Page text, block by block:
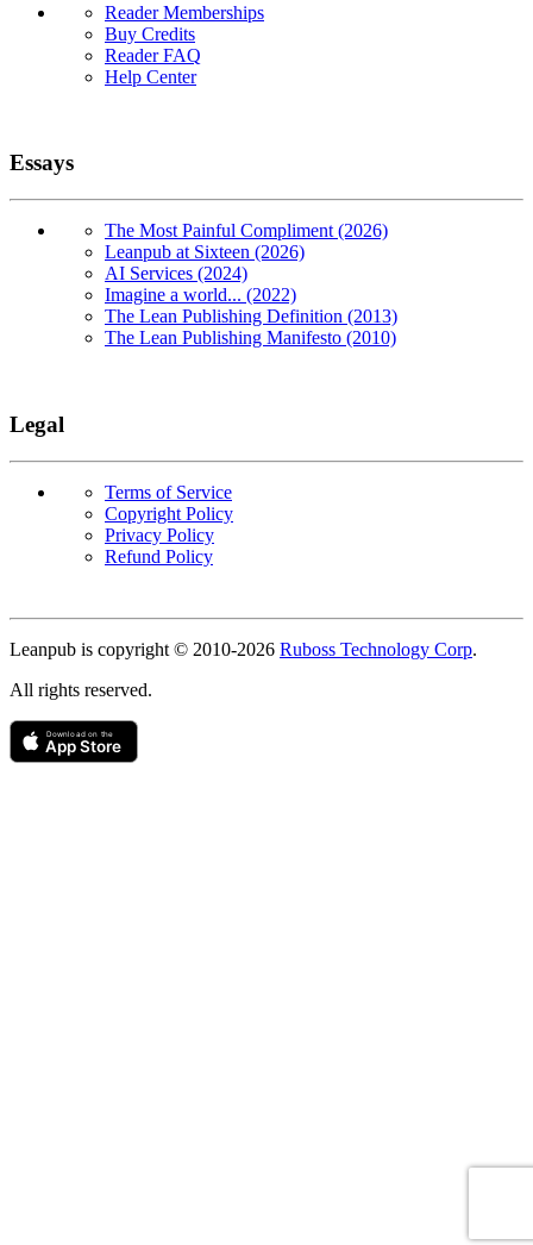
Reader Memberships
Buy Credits
Reader FAQ
Help Center
Essays
The Most Painful Compliment (2026)
Leanpub at Sixteen (2026)
AI Services (2024)
Imagine a world... (2022)
The Lean Publishing Definition (2013)
The Lean Publishing Manifesto (2010)
Legal
Terms of Service
Copyright Policy
Privacy Policy
Refund Policy
Copyright
Leanpub is copyright © 2010-2026 Ruboss Technology Corp.
All rights reserved.